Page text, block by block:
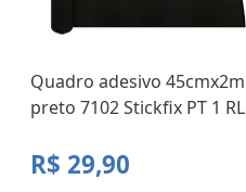
Quadro adesivo 45cmx2m
preto 7102 Stickfix PT 1 RL
R$ 29,90